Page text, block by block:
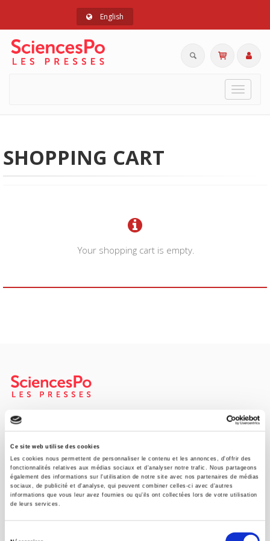
Ce site web utilise des cookies
Les cookies nous permettent de personnaliser le contenu et les annonces, d'offrir des
fonctionnalités relatives aux médias sociaux et d'analyser notre trafic. Nous partageons
également des informations sur l'utilisation de notre site avec nos partenaires de médias
sociaux, de publicité et d'analyse, qui peuvent combiner celles-ci avec d'autres
informations que vous leur avez fournies ou qu'ils ont collectées lors de votre utilisation
de leurs services.
English
Toggle
SHOPPING CART
Your shopping cart is empty.
SCIENCES PO UNIVERSITY PRESS has a threefold role: to publish
original research, to edit reference works for student use, and to
help public and political debate.
CONTACTS
FOREIGN RIGHTS
FOR BOOKSHOPS